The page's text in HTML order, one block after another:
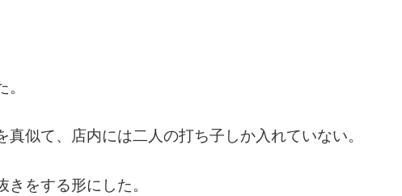
似て、店内には二人の打ち子しか入れていない。
をする形にした。